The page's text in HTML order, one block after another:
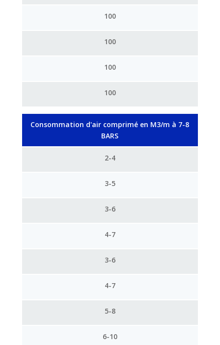
100
100
100
100
Consommation d'air comprimé en M3/m à 7-8
BARS
2-4
3-5
3-6
4-7
3-6
4-7
5-8
6-10